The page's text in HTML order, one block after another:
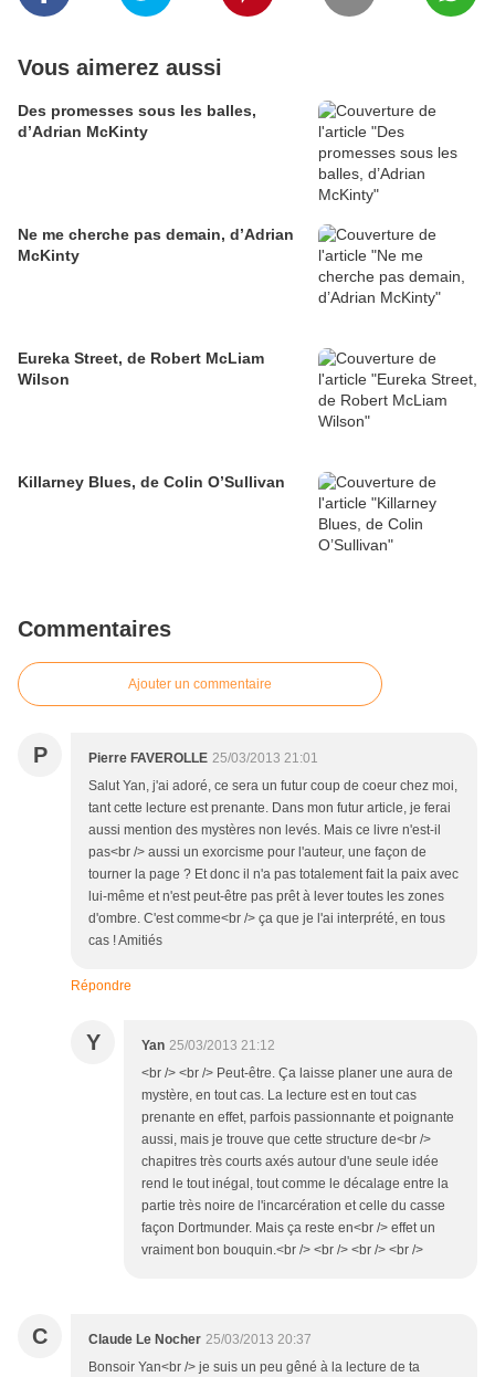
Vous aimerez aussi
Des promesses sous les balles,
d’Adrian McKinty
Ne me cherche pas demain, d’Adrian
McKinty
Eureka Street, de Robert McLiam
Wilson
Killarney Blues, de Colin O’Sullivan
Commentaires
Ajouter un commentaire
P Pierre FAVEROLLE 25/03/2013 21:01
Salut Yan, j'ai adoré, ce sera un futur coup de coeur chez moi,
tant cette lecture est prenante. Dans mon futur article, je ferai
aussi mention des mystères non levés. Mais ce livre n'est-il
pas<br /> aussi un exorcisme pour l'auteur, une façon de
tourner la page ? Et donc il n'a pas totalement fait la paix avec
lui-même et n'est peut-être pas prêt à lever toutes les zones
d'ombre. C'est comme<br /> ça que je l'ai interprété, en tous
cas ! Amitiés
Répondre
Y Yan 25/03/2013 21:12
<br /> <br /> Peut-être. Ça laisse planer une aura de
mystère, en tout cas. La lecture est en tout cas
prenante en effet, parfois passionnante et poignante
aussi, mais je trouve que cette structure de<br />
chapitres très courts axés autour d'une seule idée
rend le tout inégal, tout comme le décalage entre la
partie très noire de l'incarcération et celle du casse
façon Dortmunder. Mais ça reste en<br /> effet un
vraiment bon bouquin.<br /> <br /> <br /> <br />
C Claude Le Nocher 25/03/2013 20:37
Bonsoir Yan<br /> je suis un peu gêné à la lecture de ta